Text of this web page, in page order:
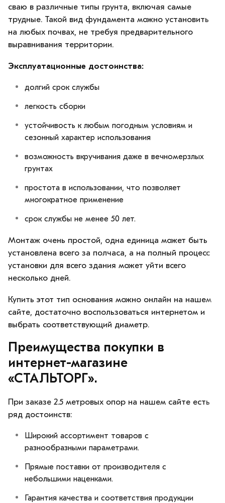
сваю в различные типы грунта, включая самые
трудные. Такой вид фундамента можно установить
на любых почвах, не требуя предварительного
выравнивания территории.
Эксплуатационные достоинства:
долгий срок службы
легкость сборки
устойчивость к любым погодным условиям и
сезонный характер использования
возможность вкручивания даже в вечномерзлых
грунтах
простота в использовании, что позволяет
многократное применение
срок службы не менее 50 лет.
Монтаж очень простой, одна единица может быть
установлена всего за полчаса, а на полный процесс
установки для всего здания может уйти всего
несколько дней.
Купить этот тип основания можно онлайн на нашем
сайте, достаточно воспользоваться интернетом и
выбрать соответствующий диаметр.
Преимущества покупки в
интернет-магазине
«СТАЛЬТОРГ».
При заказе 2.5 метровых опор на нашем сайте есть
ряд достоинств:
Широкий ассортимент товаров с
разнообразными параметрами.
Прямые поставки от производителя с
небольшими наценками.
Гарантия качества и соответствия продукции